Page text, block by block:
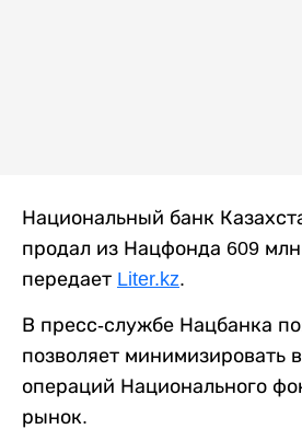
Национальный банк
продал из Нацфонда 609
передает Liter.kz.
В пресс-службе Нацбанка
позволяет минимизировать
операций Национального
рынок.